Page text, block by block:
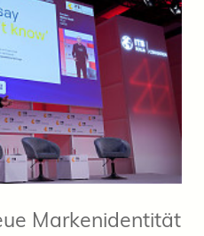
Markenidentität